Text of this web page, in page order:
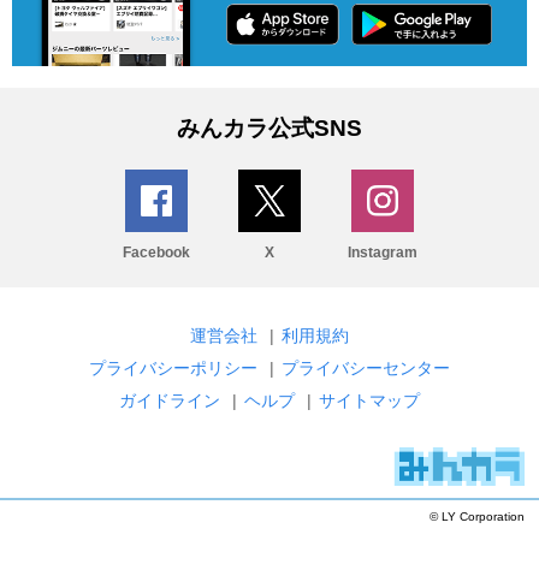
みんカラ公式SNS
Facebook X Instagram
運営会社 | 利用規約
プライバシーポリシー
| プライバシーセンター
ガイドライン
| ヘルプ | サイトマップ
© LY Corporation